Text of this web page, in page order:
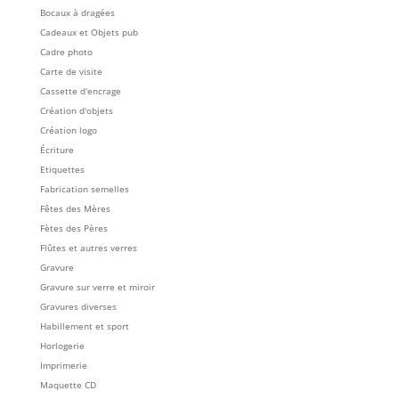
Bocaux à dragées
Cadeaux et Objets pub
Cadre photo
Carte de visite
Cassette d'encrage
Création d'objets
Création logo
Écriture
Etiquettes
Fabrication semelles
Fêtes des Mères
Fètes des Pères
Flûtes et autres verres
Gravure
Gravure sur verre et miroir
Gravures diverses
Habillement et sport
Horlogerie
Imprimerie
Maquette CD